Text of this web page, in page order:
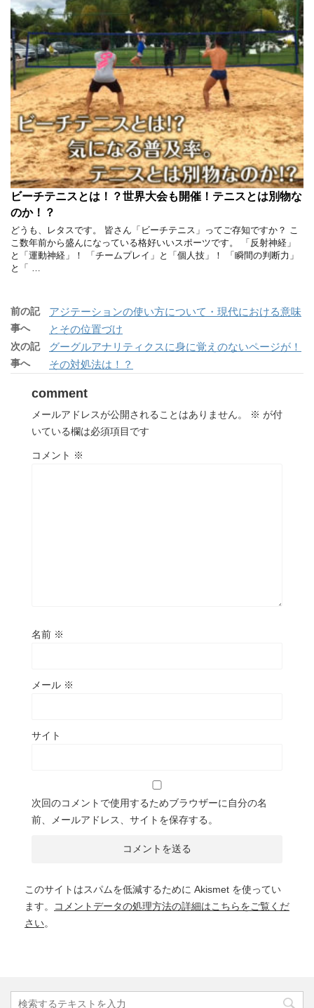
ビーチテニスとは！？世界大会も開催！テニスとは別物な
のか！？
どうも、レタスです。 皆さん「ビーチテニス」ってご存知ですか？ こ
こ数年前から盛んになっている格好いいスポーツです。 「反射神経」
と「運動神経」！ 「チームプレイ」と「個人技」！ 「瞬間の判断力」
と「 …
前の記
事へ
アジテーションの使い方について・現代における意味
とその位置づけ
次の記
事へ
グーグルアナリティクスに身に覚えのないページが！
その対処法は！？
comment
メールアドレスが公開されることはありません。 ※ が付
いている欄は必須項目です
コメント ※
名前 ※
メール ※
サイト
次回のコメントで使用するためブラウザーに自分の名
前、メールアドレス、サイトを保存する。
このサイトはスパムを低減するために Akismet を使ってい
ます。
コメントデータの処理方法の詳細はこちらをご覧くだ
さい。